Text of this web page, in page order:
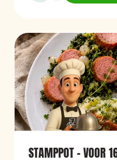
STAMPPOT - VOOR